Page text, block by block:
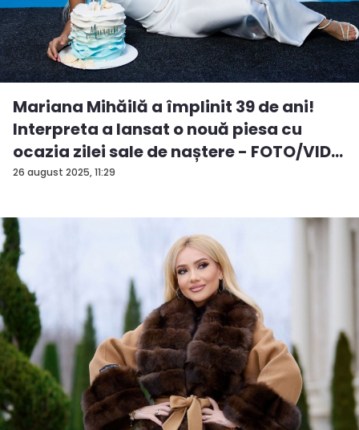
26 august 2025, 11:29
Mariana Mihăilă a împlinit 39 de ani!
Interpreta a lansat o nouă piesa cu
ocazia zilei sale de naștere - FOTO/VID...